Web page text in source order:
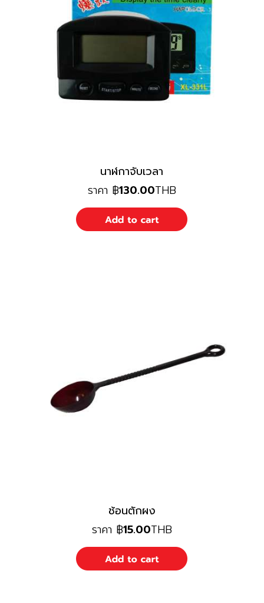
นาฬกาจับเวลา
ราคา ฿130.00THB
ช้อนตักผง
ราคา ฿15.00THB